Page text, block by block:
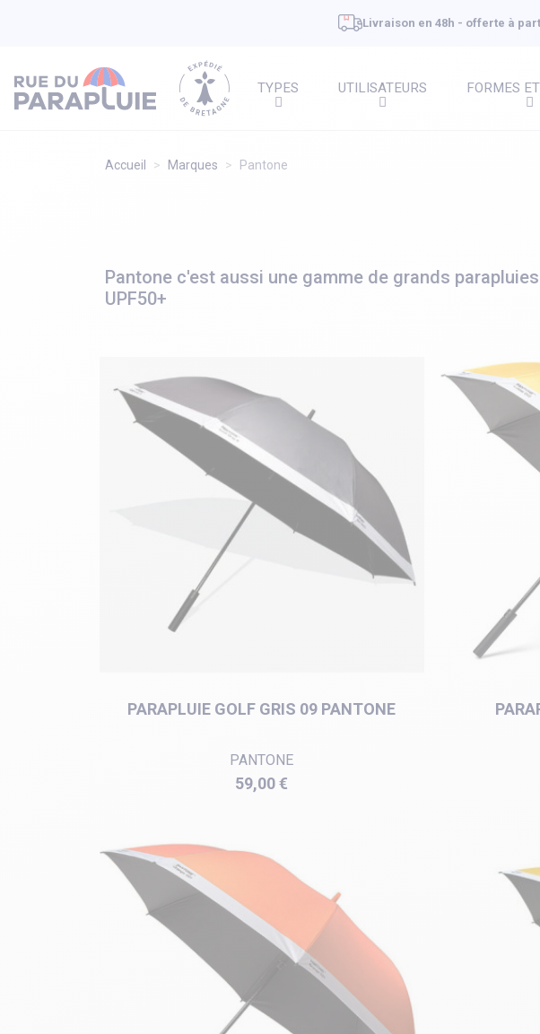
Livraison en 48h - offerte à
TYPES UTILISATEURS FORMES
Accueil Marques Pantone
Pantone c'est aussi une gamme de grands
UPF50+
PARAPLUIE GOLF GRIS 09 PANTONE
PANTONE
Prix
59,00 €